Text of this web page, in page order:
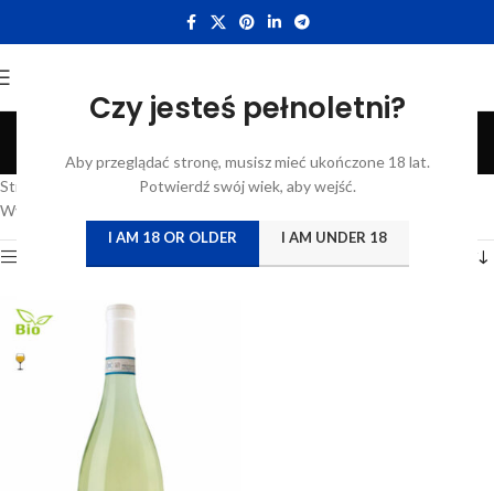
Czy jesteś pełnoletni?
Aby przeglądać stronę, musisz mieć ukończone 18 lat.
Potwierdź swój wiek, aby wejść.
I AM 18 OR OLDER I AM UNDER 18
Passerina
Categories
Strona główna
Atrybut produktu: Szczep /Passerina
Wyświetlanie jednego wyniku